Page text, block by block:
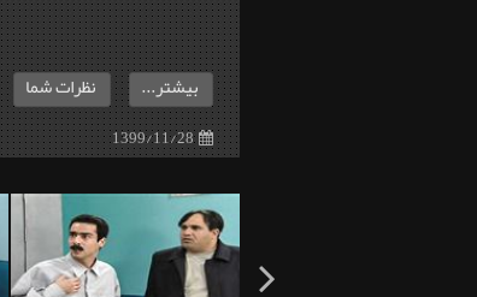
1399/11/28
بیشتر... نظرات شما